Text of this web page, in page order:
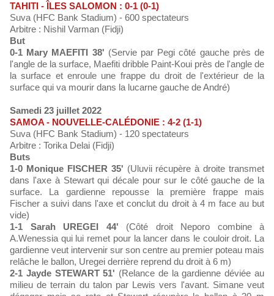
TAHITI - ÎLES SALOMON : 0-1 (0-1)
Suva (HFC Bank Stadium) - 600 spectateurs
Arbitre : Nishil Varman (Fidji)
But
0-1 Mary MAEFITI 38' (Servie par Pegi côté gauche près de
l'angle de la surface, Maefiti dribble Paint-Koui près de l'angle de
la surface et enroule une frappe du droit de l'extérieur de la
surface qui va mourir dans la lucarne gauche de André)
Samedi 23 juillet 2022
SAMOA - NOUVELLE-CALÉDONIE : 4-2 (1-1)
Suva (HFC Bank Stadium) - 120 spectateurs
Arbitre : Torika Delai (Fidji)
Buts
1-0 Monique FISCHER 35' (Uluvii récupère à droite transmet
dans l'axe à Stewart qui décale pour sur le côté gauche de la
surface. La gardienne repousse la première frappe mais
Fischer a suivi dans l'axe et conclut du droit à 4 m face au but
vide)
1-1 Sarah UREGEI 44' (Côté droit Neporo combine à
A.Wenessia qui lui remet pour la lancer dans le couloir droit. La
gardienne veut intervenir sur son centre au premier poteau mais
relâche le ballon, Uregei derrière reprend du droit à 6 m)
2-1 Jayde STEWART 51' (Relance de la gardienne déviée au
milieu de terrain du talon par Lewis vers l'avant. Simane veut